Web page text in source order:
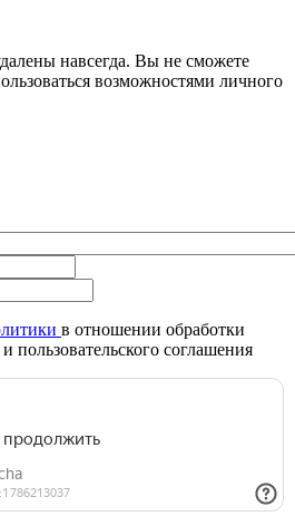
навсегда. Вы не сможете
возможностями личного
в отношении обработки
пользовательского соглашения